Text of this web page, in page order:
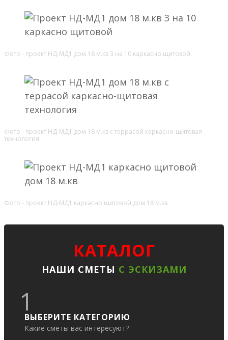
Фото - проект НД-МД1 дом 18 м.кв 3 на 10 каркасно щитовой
Фото - проект НД-МД1 дом 18 м.кв с террасой каркасно-щитовая
технология
Фото - проект НД-МД1 каркасно щитовой дом 18 м.кв
КАТАЛОГ
НАШИ СМЕТЫ С ЭСКИЗАМИ
1ВЫБЕРИТЕ КАТЕГОРИЮ
Какие сметы вас интересуют?